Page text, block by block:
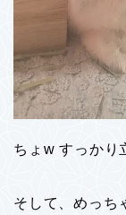
ちょw すっかり
そして、めっち